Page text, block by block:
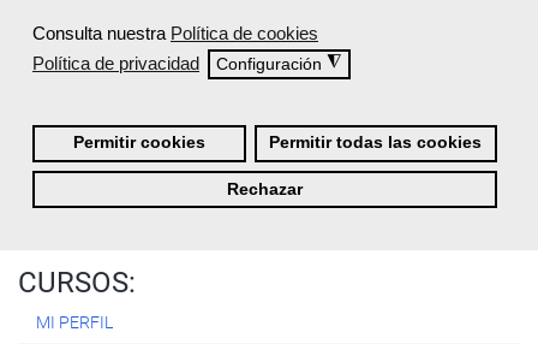
Consulta nuestra Política de cookies
Política de privacidad
Configuración ◮
Permitir cookies Permitir todas las cookies
Rechazar
Especialistas en consultoría y formación para el empleo
Nuestro objetivo diario es, única y exclusivamente, ayudarte a
conseguir tus metas profesionales ofreciéndote los mejores
CURSOS:
MI PERFIL